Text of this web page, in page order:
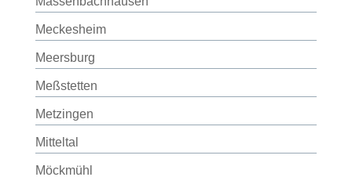
Meckesheim
Meersburg
Meßstetten
Metzingen
Mitteltal
Möckmühl